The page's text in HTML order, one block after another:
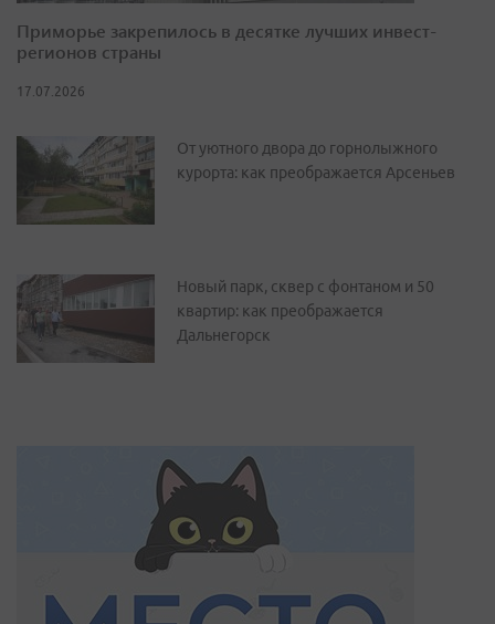
Приморье закрепилось в десятке лучших инвест-
регионов страны
17.07.2026
От уютного двора до горнолыжного
курорта: как преображается Арсеньев
Новый парк, сквер с фонтаном и 50
квартир: как преображается
Дальнегорск